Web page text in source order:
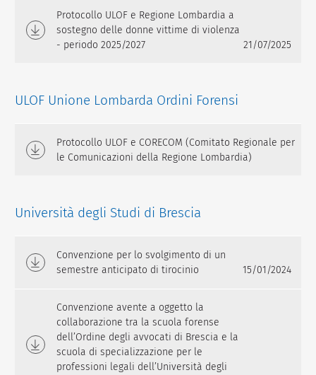
Protocollo ULOF e Regione Lombardia a
sostegno delle donne vittime di violenza
- periodo 2025/2027
21/07/2025
ULOF Unione Lombarda Ordini Forensi
Protocollo ULOF e CORECOM (Comitato Regionale per
le Comunicazioni della Regione Lombardia)
Università degli Studi di Brescia
Convenzione per lo svolgimento di un
semestre anticipato di tirocinio
15/01/2024
Convenzione avente a oggetto la
collaborazione tra la scuola forense
dell’Ordine degli avvocati di Brescia e la
scuola di specializzazione per le
professioni legali dell’Università degli